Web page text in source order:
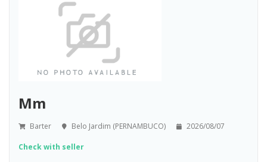
Mm
Barter Belo Jardim (PERNAMBUCO) 2026/08/07
Check with seller